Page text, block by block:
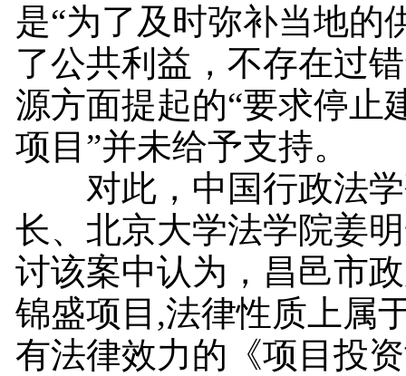
是“为了及时弥补当地的
了公共利益，不存在过
源方面提起的“要求停止
项目”并未给予支持。
对此，中国行政法学
长、北京大学法学院姜
讨该案中认为，昌邑市
锦盛项目,法律性质上属
有法律效力的《项目投